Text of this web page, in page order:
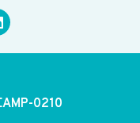
0210